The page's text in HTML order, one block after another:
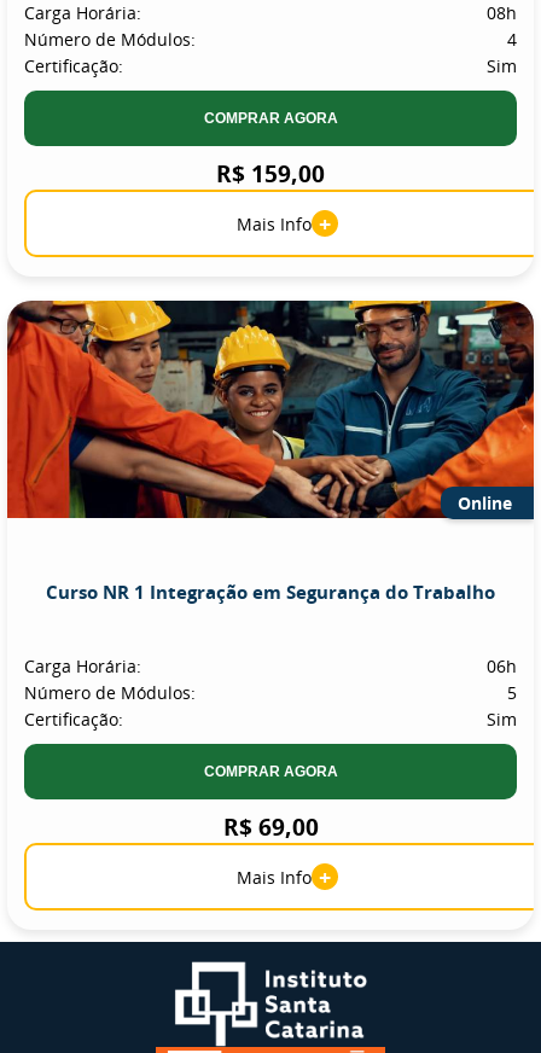
Carga Horária:
08h
Número de Módulos:
4
Certificação:
Sim
COMPRAR AGORA
R$ 159,00
Mais Info +
Online
Curso NR 1 Integração em Segurança do Trabalho
Carga Horária:
06h
Número de Módulos:
5
Certificação:
Sim
COMPRAR AGORA
R$ 69,00
Mais Info +